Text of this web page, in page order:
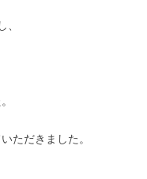
ただきました。